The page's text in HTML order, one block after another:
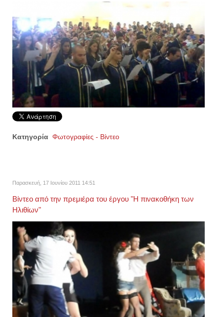
Κατηγορία Φωτογραφίες - Βίντεο
Παρασκευή, 17 Ιουνίου 2011 14:51
Βίντεο από την πρεμιέρα του έργου "Η πινακοθήκη των
Ηλιθίων"